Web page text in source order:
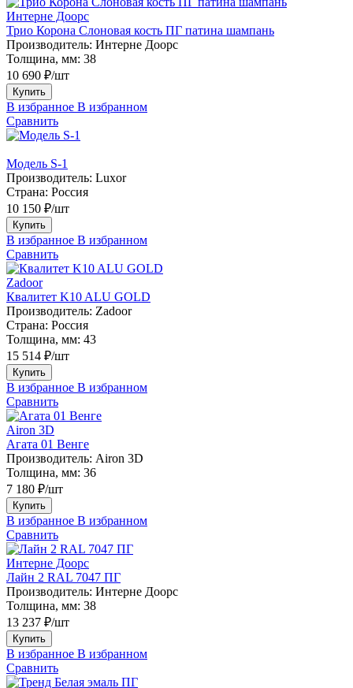
Интерне Доорс
Трио Корона Слоновая кость ПГ патина шампань
Производитель: Интерне Доорс
Толщина, мм: 38
10 690 ₽/шт
Купить
В избранное В избранном
Сравнить
Модель S-1
Производитель: Luxor
Страна: Россия
10 150 ₽/шт
Купить
В избранное В избранном
Сравнить
Zadoor
Квалитет K10 ALU GOLD
Производитель: Zadoor
Страна: Россия
Толщина, мм: 43
15 514 ₽/шт
Купить
В избранное В избранном
Сравнить
Airon 3D
Агата 01 Венге
Производитель: Airon 3D
Толщина, мм: 36
7 180 ₽/шт
Купить
В избранное В избранном
Сравнить
Интерне Доорс
Лайн 2 RAL 7047 ПГ
Производитель: Интерне Доорс
Толщина, мм: 38
13 237 ₽/шт
Купить
В избранное В избранном
Сравнить